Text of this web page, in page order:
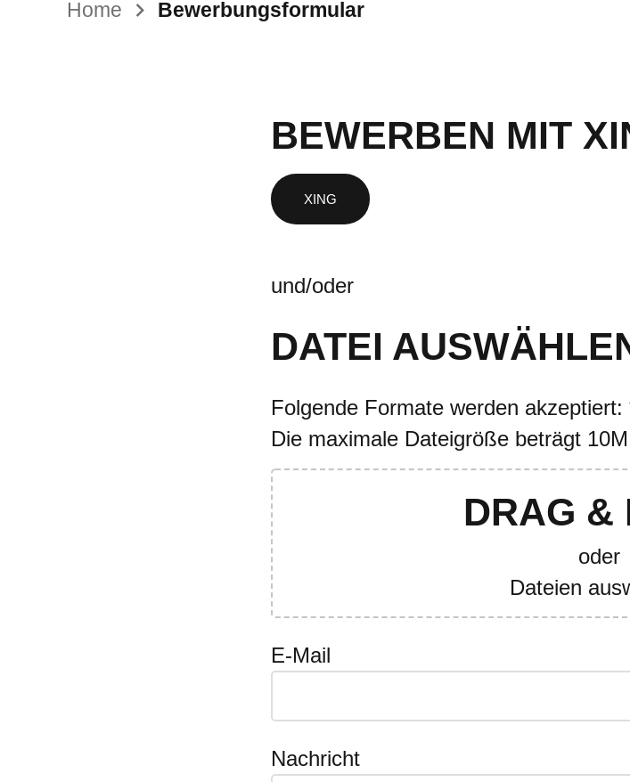
Home Bewerbungsformular
BEWERBEN MIT
und/oder
DATEI
Folgende Formate werden
Die maximale Dateigröße beträgt
DRAG &
oder
Dateien
E-Mail
Nachricht